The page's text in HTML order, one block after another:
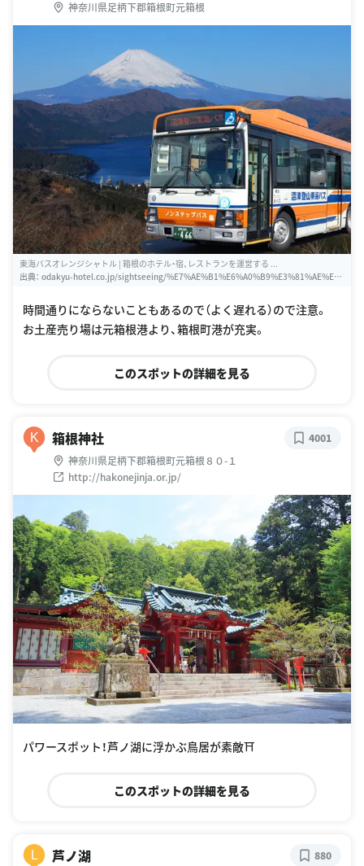
神奈川県足柄下郡箱根町元箱根
東海バスオレンジシャトル | 箱根のホテル・宿、レストランを運営する ...
出典： odakyu-hotel.co.jp/sightseeing/%E7%AE%B1%E6%A0%B9%E3%81%AE%E
3%82%AA%E3%83%AC%E3%83%B3%E3%82%B8%E3%82%B7%E3%83%A3%E3%
83%88%E3%83%AB
時間通りにならないこともあるので（よく遅れる）ので注意。
お土産売り場は元箱根港より、箱根町港が充実。
このスポットの詳細を見る
K 箱根神社
神奈川県足柄下郡箱根町元箱根８０-１
http://hakonejinja.or.jp/
4001
パワースポット！芦ノ湖に浮かぶ鳥居が素敵⛩
このスポットの詳細を見る
L 芦ノ湖 880